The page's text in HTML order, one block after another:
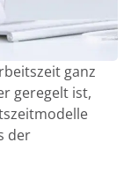
ganz
geregelt ist,
der